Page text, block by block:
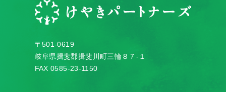
〒501-0619
岐阜県揖斐郡揖斐川町三輪８７-１
FAX 0585-23-1150